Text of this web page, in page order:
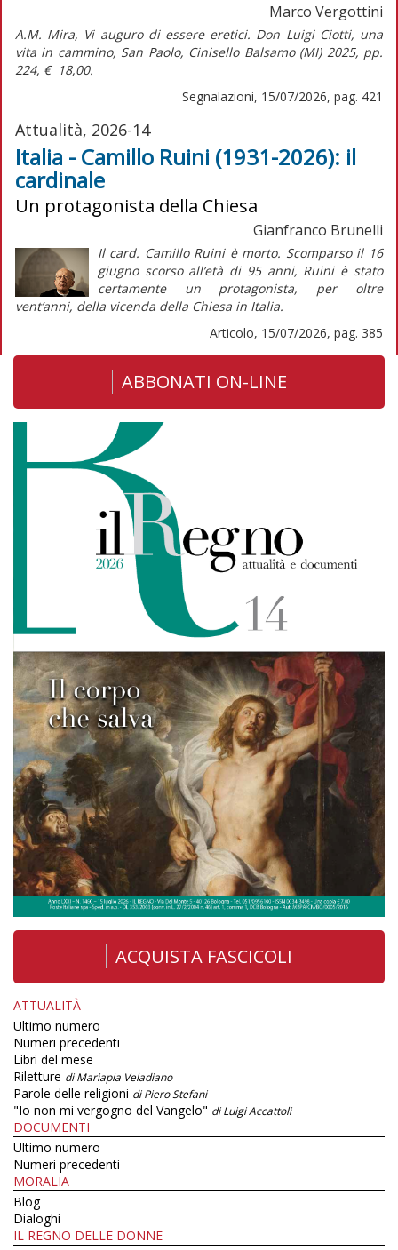
Marco Vergottini
A.M. Mira, Vi auguro di essere eretici. Don Luigi Ciotti, una
vita in cammino, San Paolo, Cinisello Balsamo (MI) 2025, pp.
224, € 18,00.
Segnalazioni, 15/07/2026, pag. 421
Attualità, 2026-14
Italia - Camillo Ruini (1931-2026): il
cardinale
Un protagonista della Chiesa
Gianfranco Brunelli
Il card. Camillo Ruini è morto. Scomparso il 16
giugno scorso all’età di 95 anni, Ruini è stato
certamente un protagonista, per oltre
vent’anni, della vicenda della Chiesa in Italia.
Articolo, 15/07/2026, pag. 385
ABBONATI ON-LINE
ACQUISTA FASCICOLI
ATTUALITÀ
Ultimo numero
Numeri precedenti
Libri del mese
Riletture di Mariapia Veladiano
Parole delle religioni di Piero Stefani
"Io non mi vergogno del Vangelo" di Luigi Accattoli
DOCUMENTI
Ultimo numero
Numeri precedenti
MORALIA
Blog
Dialoghi
IL REGNO DELLE DONNE